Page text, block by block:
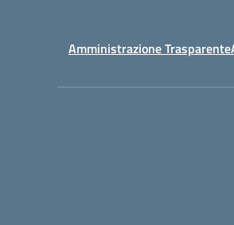
Amministrazione Trasparente